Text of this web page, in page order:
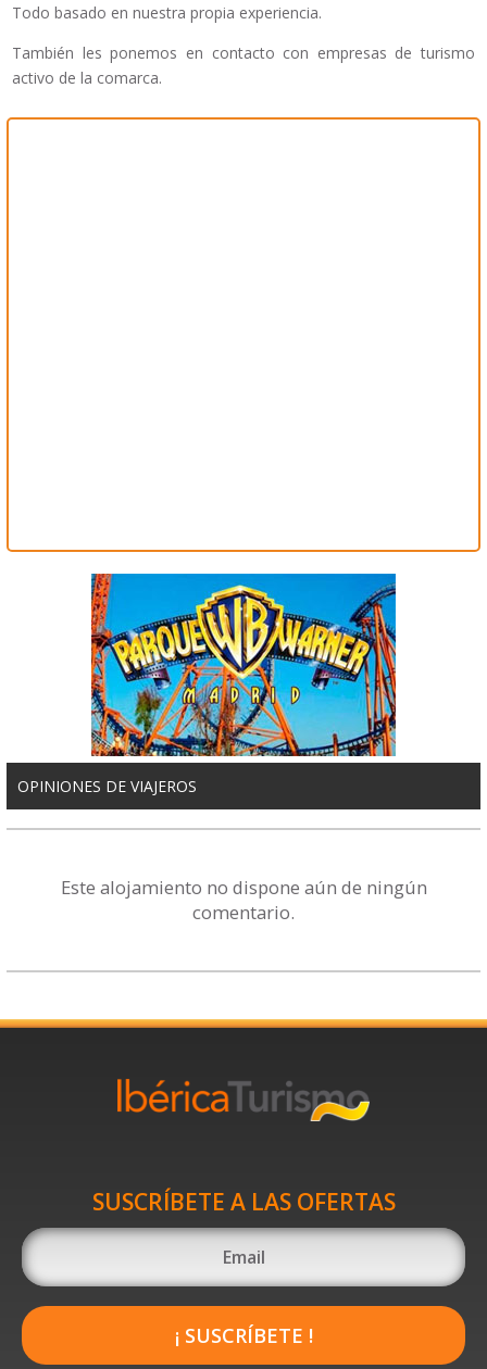
Todo basado en nuestra propia experiencia.
También les ponemos en contacto con empresas de turismo
activo de la comarca.
OPINIONES DE VIAJEROS
Este alojamiento no dispone aún de ningún
comentario.
SUSCRÍBETE A LAS OFERTAS
¡ SUSCRÍBETE !